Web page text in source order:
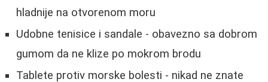
hladnije na otvorenom moru
Udobne tenisice i sandale - obavezno sa dobrom
gumom da ne klize po mokrom brodu
Tablete protiv morske bolesti - nikad ne znate